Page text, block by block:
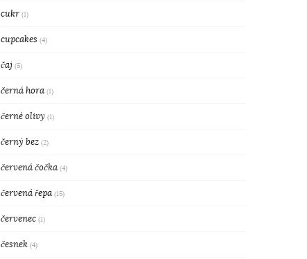
cukr (1)
cupcakes (4)
čaj (5)
černá hora (1)
černé olivy (1)
černý bez (2)
červená čočka (4)
červená řepa (15)
červenec (1)
česnek (4)